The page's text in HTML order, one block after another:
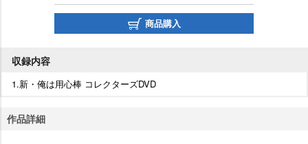
商品購入
収録内容
1.新・俺は用心棒 コレクターズDVD
作品詳細